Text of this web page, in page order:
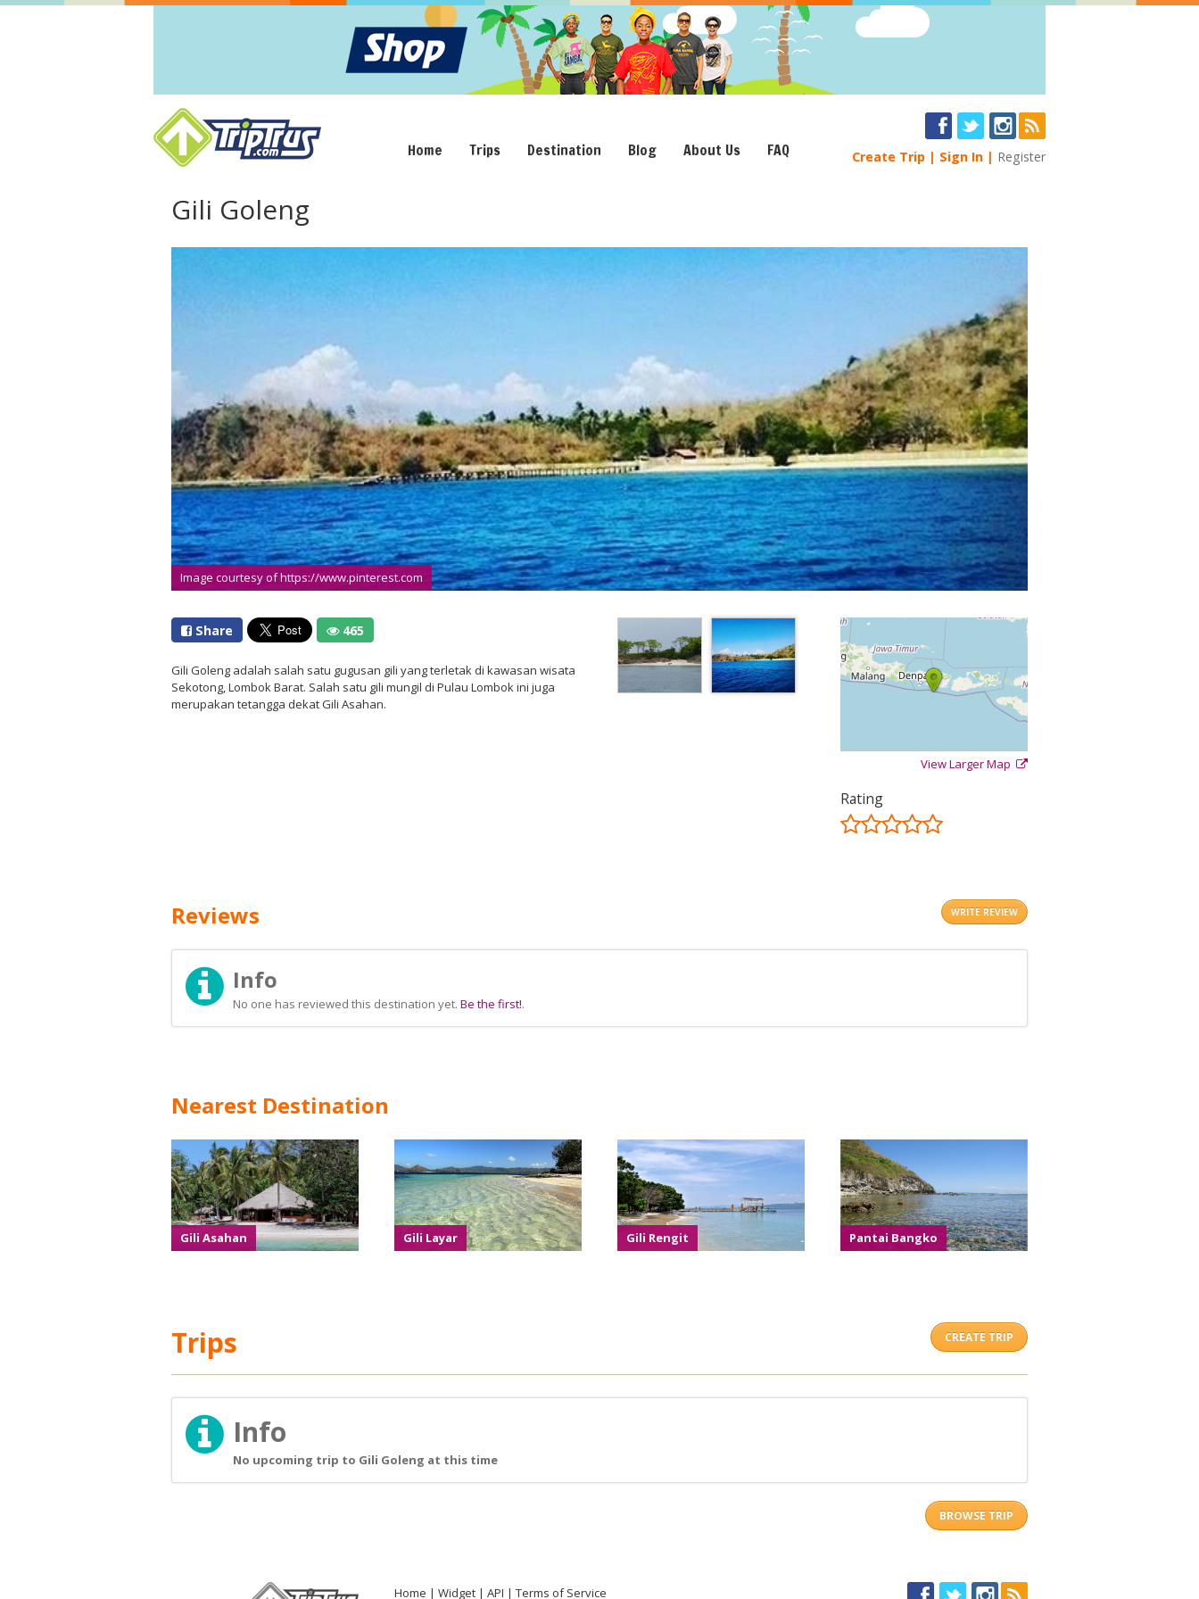
Home Trips Destination Blog About Us FAQ Create Trip Sign In Register
Gili Goleng
Image courtesy of https://www.pinterest.com
Share 465
Gili Goleng adalah salah satu gugusan gili yang terletak di kawasan wisata
Sekotong, Lombok Barat. Salah satu gili mungil di Pulau Lombok ini juga
merupakan tetangga dekat Gili Asahan.
View Larger Map
Rating
WRITE REVIEW
Reviews
Info
No one has reviewed this destination yet. Be the first!.
Nearest Destination
Gili Asahan Gili Layar Gili Rengit Pantai Bangko
Trips CREATE TRIP
Info
No upcoming trip to Gili Goleng at this time
BROWSE TRIP
Home Widget API Terms of Service